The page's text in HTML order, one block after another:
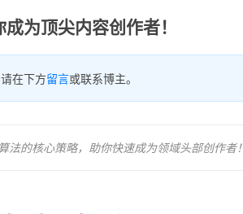
为顶尖内容创作者！
在下方留言或联系博主。
的核心策略，助你快速成为领域头部创作者！